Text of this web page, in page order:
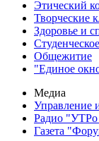
Этический
Творческие
Здоровье и
Общежитие
"Единое
Медиа
Управление
Радио
Газета